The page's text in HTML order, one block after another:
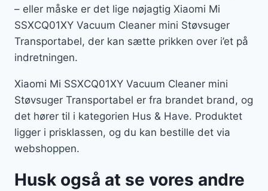
– eller måske er det lige nøjagtig Xiaomi Mi
SSXCQ01XY Vacuum Cleaner mini Støvsuger
Transportabel, der kan sætte prikken over i’et på
indretningen.
Xiaomi Mi SSXCQ01XY Vacuum Cleaner mini
Støvsuger Transportabel er fra brandet brand, og
det hører til i kategorien Hus & Have. Produktet
ligger i prisklassen, og du kan bestille det via
webshoppen.
Husk også at se vores andre